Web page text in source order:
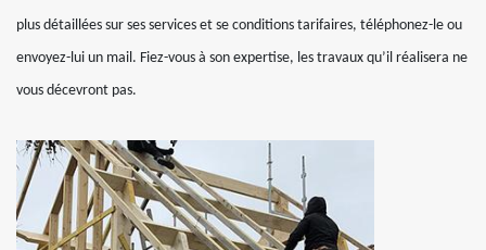
plus détaillées sur ses services et se conditions tarifaires, téléphonez-le ou
envoyez-lui un mail. Fiez-vous à son expertise, les travaux qu’il réalisera ne
vous décevront pas.